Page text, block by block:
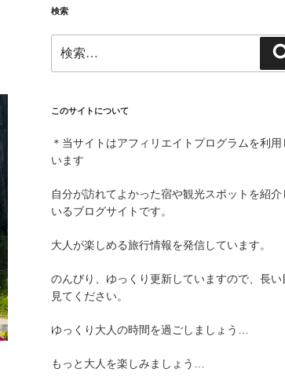
検索
索:
このサイトについて
＊当サイトはアフィリエイトプログラムを利用
います
自分が訪れてよかった宿や観光スポットを紹介
いるブログサイトです。
大人が楽しめる旅行情報を発信しています。
のんびり、ゆっくり更新していますので、長い
見てください。
ゆっくり大人の時間を過ごしましょう…
もっと大人を楽しみましょう…